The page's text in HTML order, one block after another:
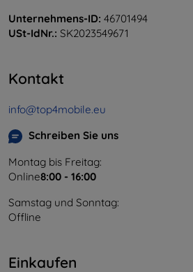
Unternehmens-ID: 46701494
USt-IdNr.: SK2023549671
Kontakt
info@top4mobile.eu
Schreiben Sie uns
Montag bis Freitag:
Online8:00 - 16:00
Samstag und Sonntag:
Offline
Einkaufen